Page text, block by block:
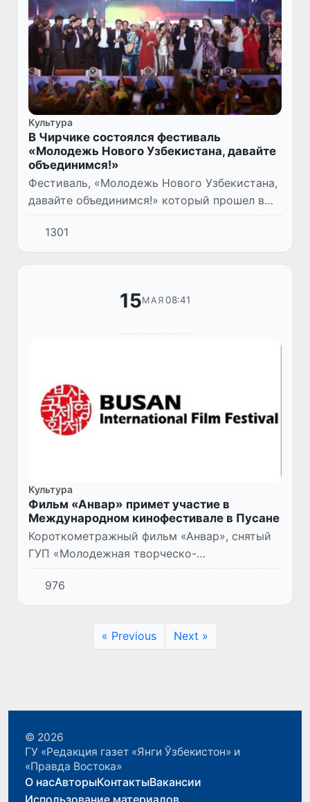
Культура
В Чирчике состоялся фестиваль
«Молодежь Нового Узбекистана, давайте
объединимся!»
Фестиваль, «Молодежь Нового Узбекистана,
давайте объединимся!» который прошел в
Чирчике Ташкентской области, был богат на
впечатления. Фестиваль организован
хокимиятом Ташкентской...
1301
15МАЯ 08:41
Культура
Фильм «Анвар» примет участие в
Международном кинофестивале в Пусане
Короткометражный фильм «Анвар», снятый
ГУП «Молодежная творческо-
экспериментальная студия» при Агентстве
кинематографии Узбекистана, примет
участие в кинофестивале детского и
976
« Previous Next »
© 2026
ГУ «Редакция газет «Янги Ўзбекистон» и
«Правда Востока»
О насАвторыКонтактыВакансии